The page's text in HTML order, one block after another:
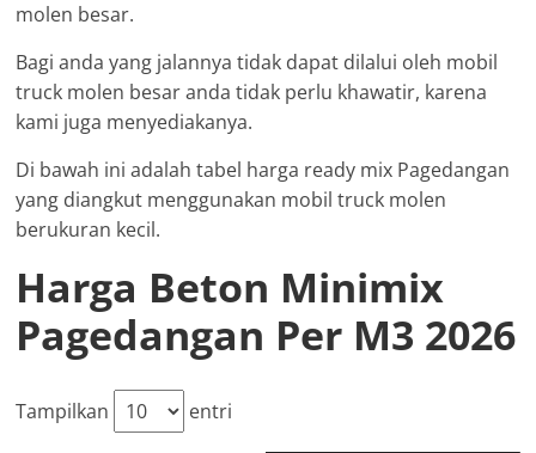
molen besar.
Bagi anda yang jalannya tidak dapat dilalui oleh mobil
truck molen besar anda tidak perlu khawatir, karena
kami juga menyediakanya.
Di bawah ini adalah tabel harga ready mix Pagedangan
yang diangkut menggunakan mobil truck molen
berukuran kecil.
Harga Beton Minimix
Pagedangan Per M3 2026
Tampilkan entri